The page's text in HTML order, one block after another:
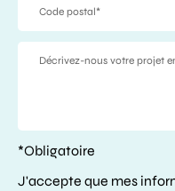
*Obligatoire
J'accepte que mes